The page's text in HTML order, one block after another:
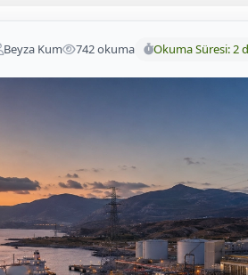
Beyza Kum 742 okuma Okuma Süresi: 2